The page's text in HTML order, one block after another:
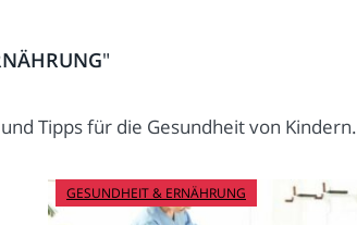
"
Tipps für die Gesundheit von Kindern.
GESUNDHEIT & ERNÄHRUNG